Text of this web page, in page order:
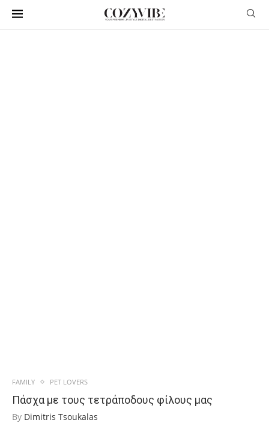
FAMILY PET LOVERS
Πάσχα με τους τετράποδους φίλους μας
By Dimitris Tsoukalas